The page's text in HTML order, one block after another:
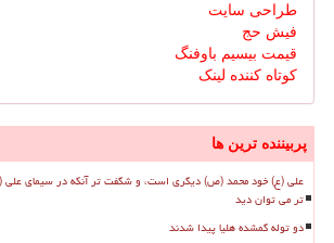
طراحی سایت
فیش حج
قیمت بیسیم باوفنگ
کوتاه کننده لینک
پربیننده ترین ها
علی (ع) خود محمد (ص) دیگری است، و شگفت تر آنکه در سیمای علی
تر می توان دید
دو توله گمشده هلیا پیدا شدند